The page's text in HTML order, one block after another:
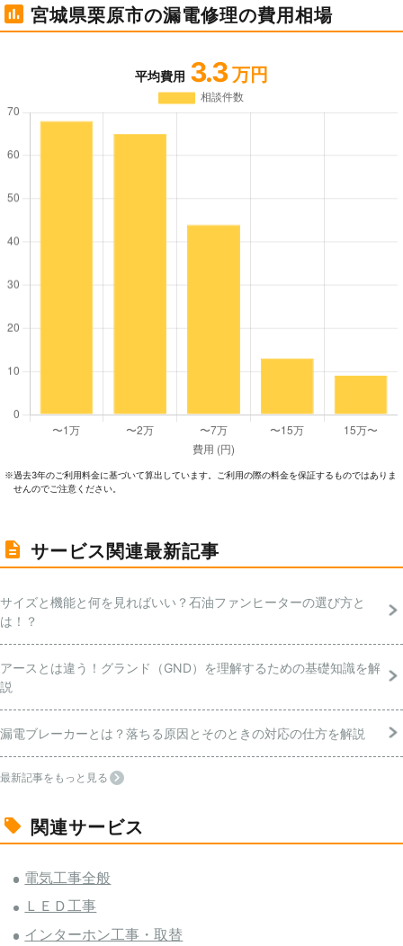
宮城県栗原市の漏電修理の費用相場
平均費用 3.3 万円
※過去3年のご利⽤料⾦に基づいて算出しています。ご利⽤の際の料⾦を保証するものではありま
せんのでご注意ください。
サービス関連最新記事
サイズと機能と何を見ればいい？石油ファンヒーターの選び方と
は！？
アースとは違う！グランド（GND）を理解するための基礎知識を解
説
漏電ブレーカーとは？落ちる原因とそのときの対応の仕方を解説
最新記事をもっと見る
関連サービス
電気工事全般
ＬＥＤ工事
インターホン工事・取替